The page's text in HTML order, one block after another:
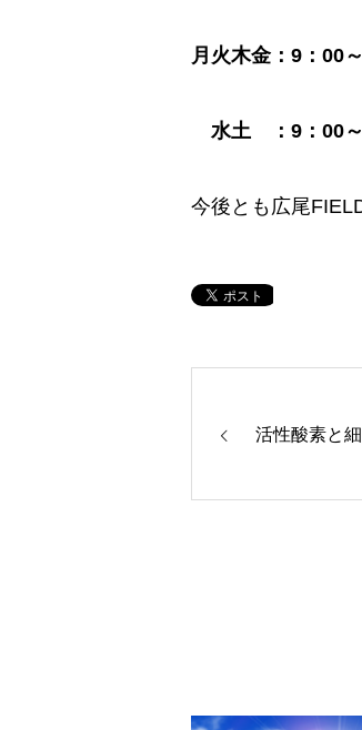
月火木金：9：00
水土 ：9：00～
今後とも広尾
活性酸素と